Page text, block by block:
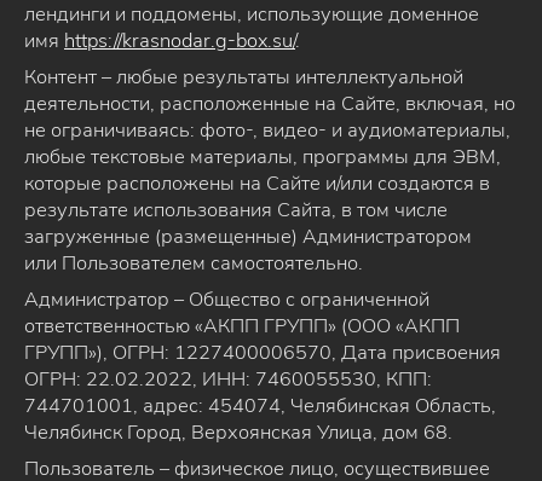
лендинги и поддомены, использующие доменное
имя https://krasnodar.g-box.su/.
Контент – любые результаты интеллектуальной
деятельности, расположенные на Сайте, включая, но
не ограничиваясь: фото-, видео- и аудиоматериалы,
любые текстовые материалы, программы для ЭВМ,
которые расположены на Сайте и/или создаются в
результате использования Сайта, в том числе
загруженные (размещенные) Администратором
или Пользователем самостоятельно.
Администратор – Общество с ограниченной
ответственностью «АКПП ГРУПП» (ООО «АКПП
ГРУПП»), ОГРН: 1227400006570, Дата присвоения
ОГРН: 22.02.2022, ИНН: 7460055530, КПП:
744701001, адрес: 454074, Челябинская Область,
Челябинск Город, Верхоянская Улица, дом 68.
Пользователь – физическое лицо, осуществившее